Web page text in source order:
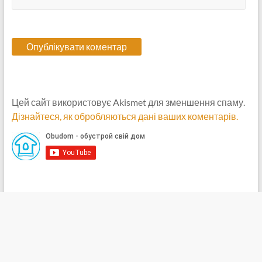
Цей сайт використовує Akismet для зменшення спаму.
Дізнайтеся, як обробляються дані ваших коментарів.